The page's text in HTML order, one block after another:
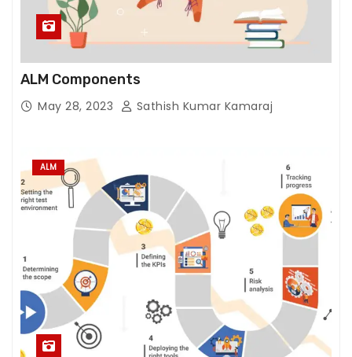
ALM Components
May 28, 2023 Sathish Kumar Kamaraj
ALM
h
w
is
u
s
e
E